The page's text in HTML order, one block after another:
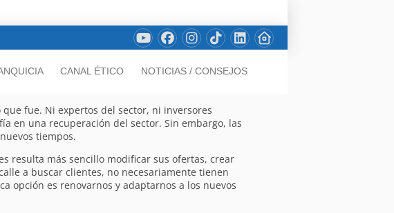
CANAL ÉTICO NOTICIAS / CONSEJOS
fue. Ni expertos del sector, ni inversores
en una recuperación del sector. Sin embargo, las
tiempos.
resulta más sencillo modificar sus ofertas, crear
a buscar clientes, no necesariamente tienen
opción es renovarnos y adaptarnos a los nuevos